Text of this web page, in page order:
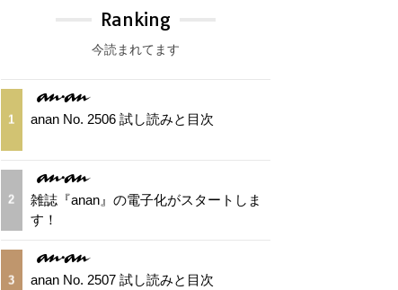
Ranking
今読まれてます
1 anan No. 2506 試し読みと目次
2
雑誌『anan』の電子化がスタートしま
す！
3 anan No. 2507 試し読みと目次